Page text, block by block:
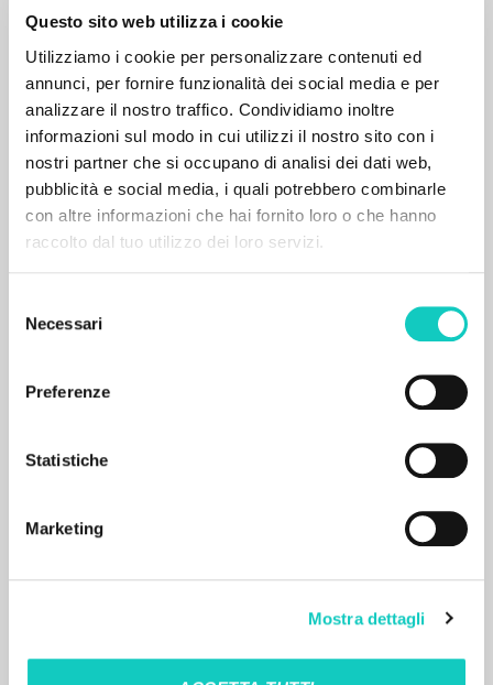
Questo sito web utilizza i cookie
Utilizziamo i cookie per personalizzare contenuti ed
annunci, per fornire funzionalità dei social media e per
analizzare il nostro traffico. Condividiamo inoltre
informazioni sul modo in cui utilizzi il nostro sito con i
nostri partner che si occupano di analisi dei dati web,
pubblicità e social media, i quali potrebbero combinarle
con altre informazioni che hai fornito loro o che hanno
raccolto dal tuo utilizzo dei loro servizi.
delNecessari
Preferenze
Statistiche
Marketing
Mostra dettagli
BIBLIOGRAFÍA SECUNDARIA
"Il senso religioso e l’uomo moderno.” In
«Il senso religioso e l’uomo moderno»:
In occasione della pubblicazione
dell’edizione inglese di tre libri di Luigi
Giussani: New York, Auditorium della
Biblioteca Dag Hammarskjold, ONU,
11 dicembre 1997